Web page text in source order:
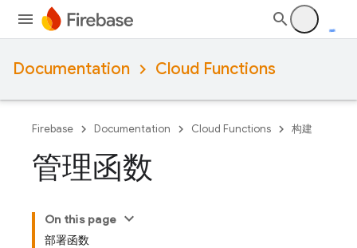
Documentation Cloud Functions
Firebase Documentation Cloud Functions 构建
管理函数
On this page
部署函数